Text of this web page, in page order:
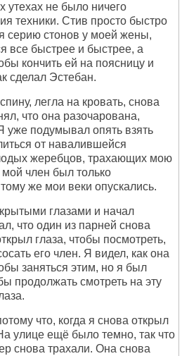
не было ничего
техники. Стив просто быстро
серию стонов у моей жены,
все быстрее и быстрее, а
кончить ей на поясницу и
сделал Эстебан.
легла на кровать, снова
что она разочарована,
уже подумывал опять взять
от навалившейся
жеребцов, трахающих мою
член был только
же мои веки опускались.
глазами и начал
что один из парней снова
глаза, чтобы посмотреть,
его член. Я видел, как она
заняться этим, но я был
продолжать смотреть на эту
что, когда я снова открыл
улице ещё было темно, так что
снова трахали. Она снова